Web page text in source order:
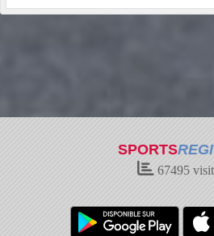
SPORTS
67495